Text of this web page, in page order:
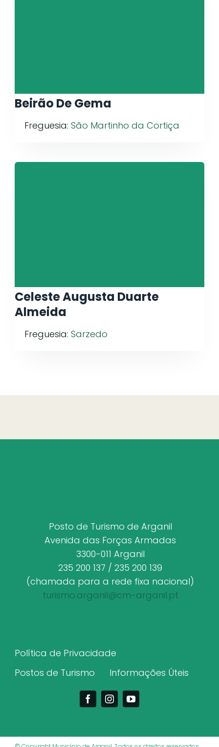
Beirão De Gema
Freguesia: São Martinho da Cortiça
Celeste Augusta Duarte
Almeida
Freguesia: Sarzedo
Posto de Turismo de Arganil
Avenida das Forças Armadas
3300-011 Arganil
235 200 137 / 235 200 139
(chamada para a rede fixa nacional)
turismo.arganil@cm-arganil.pt
Política de Privacidade
Postos de Turismo
Informações Úteis